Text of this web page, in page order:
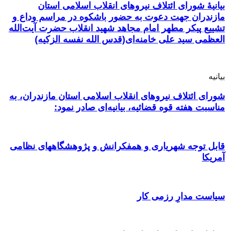
بیانیهٔ شورای ائتلاف نیروهای انقلاب اسلامی استان
مازندران جهت دعوت به حضور باشکوه در مراسم وداع و
تشییع پیکر مطهر امام مجاهد شهید انقلاب حضرت آیت‌الله
العظمی سید علی خامنه‌ای(قدس الله نفسه الزکیه)
بیانیه‌
شورای ائتلاف نیروهای انقلاب اسلامی استان مازندران، به
مناسبت هفته قوه قضائیه، بیانیه‌ای صادر نمود:
قابل توجه شهریاری و همفکرانش و پژوهشگاههای نظامی
آمریکا
سیاست مدارِ رزمی کار